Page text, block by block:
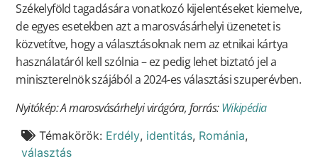
Székelyföld tagadására vonatkozó kijelentéseket kiemelve,
de egyes esetekben azt a marosvásárhelyi üzenetet is
közvetítve, hogy a választásoknak nem az etnikai kártya
használatáról kell szólnia – ez pedig lehet biztató jel a
miniszterelnök szájából a 2024-es választási szuperévben.
Nyitókép: A marosvásárhelyi virágóra, forrás:Wikipédia
Témakörök: Erdély, identitás, Románia,
választás